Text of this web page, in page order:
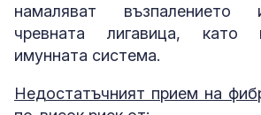
намаляват
чревната лигавица, като
имунната система.
Недостатъчният прием на